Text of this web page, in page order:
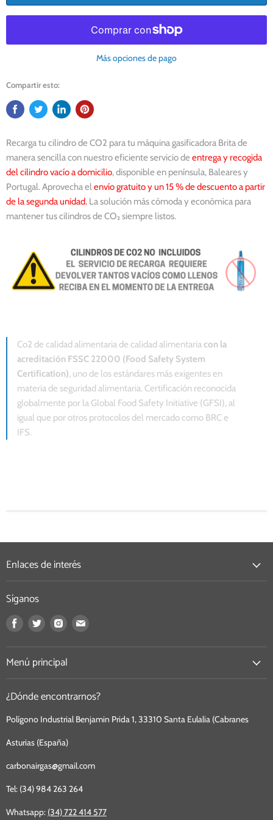
Más opciones de pago
Compartir esto:
Recarga tu cilindro de CO2 para tu máquina gasificadora Brita de
manera sencilla con nuestro eficiente servicio de entrega y recogida
del cilindro vacío a domicilio, disponible en península, Baleares y
Portugal. Aprovecha elenvío gratuito y un 15 % de descuento a partir
de la segunda unidad. La solución más cómoda y económica para
mantener tus cilindros de CO₂ siempre listos.
Co2 de calidad alimentaria de calidad alimentariacon la
acreditación FSSC 22000 (Food Safety System
Certification), uno de los estándares más exigentes en
materia de seguridad alimentaria. Certificación reconocida
globalmente por la Global Food Safety Initiative (GFSI), al
igual que por otros protocolos del mercado como BRC e
IFS.
Enlaces de interés
Síganos
Encuéntrenos
Facebook
Encuéntrenos
Twitter
Encuéntrenos
Instagram
Encuéntrenos
Correo
Menú principal
¿Dónde encontrarnos?
Polígono Industrial Benjamin Prida 1, 33310 Santa Eulalia (Cabranes
Asturias (España)
carbonairgas@gmail.com
Tel: (34) 984 263 264
Whatsapp: (34) 722 414 577